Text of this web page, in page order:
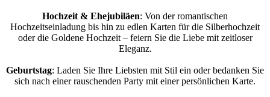
Hochzeit & Ehejubiläen: Von der romantischen
Hochzeitseinladung bis hin zu edlen Karten für die Silberhochzeit
oder die Goldene Hochzeit – feiern Sie die Liebe mit zeitloser
Eleganz.
Geburtstag: Laden Sie Ihre Liebsten mit Stil ein oder bedanken Sie
sich nach einer rauschenden Party mit einer persönlichen Karte.